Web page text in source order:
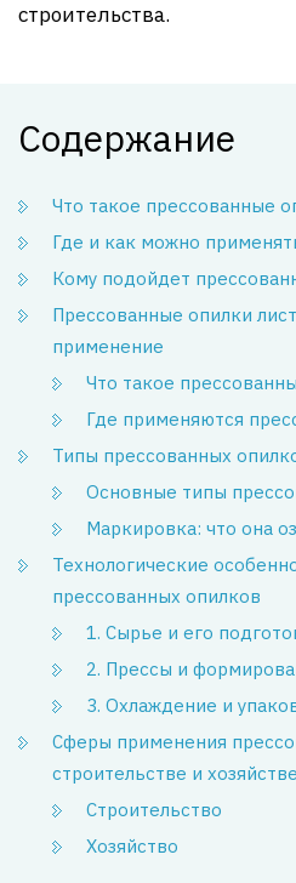
строительства.
Содержание
Что такое прессованные
Где и как можно
Кому подойдет
Прессованные опилки
применение
Что такое
Где применяются
Типы прессованных
Основные типы
Маркировка: что она
Технологические
прессованных опилков
1. Сырье и его
2. Прессы и
3. Охлаждение и
Сферы применения
строительстве и хозяйстве
Строительство
Хозяйство